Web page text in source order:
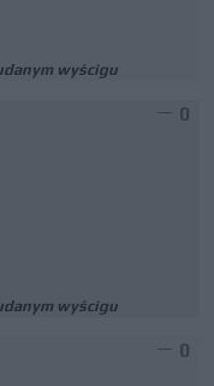
wyścigu
0
wyścigu
0